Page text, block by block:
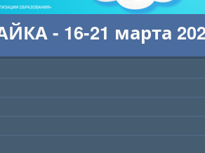
- 16-21 марта